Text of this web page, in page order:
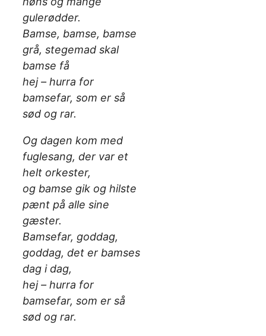
gulerødder.
Bamse, bamse, bamse
grå, stegemad skal
bamse få
hej – hurra for
bamsefar, som er så
sød og rar.
Og dagen kom med
fuglesang, der var et
helt orkester,
og bamse gik og hilste
pænt på alle sine
gæster.
Bamsefar, goddag,
goddag, det er bamses
dag i dag,
hej – hurra for
bamsefar, som er så
sød og rar.